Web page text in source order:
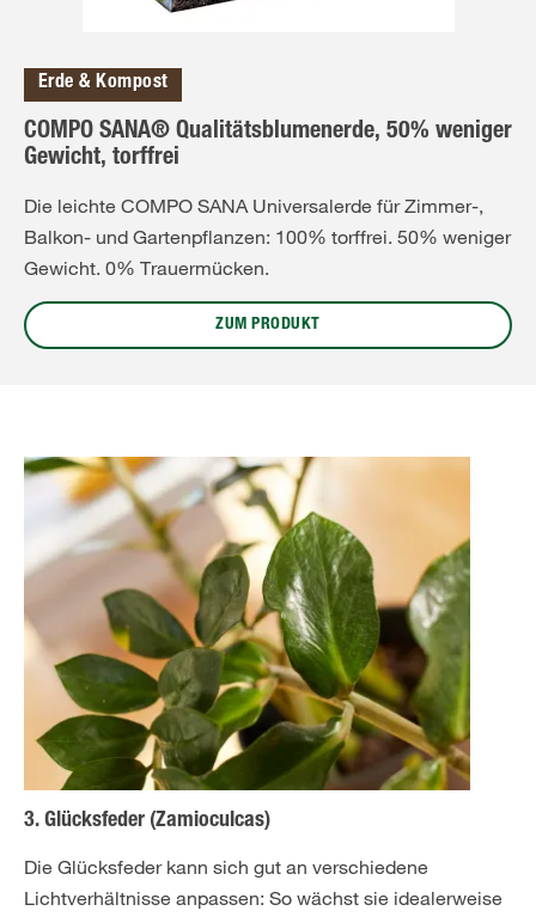
Erde & Kompost
COMPO SANA® Qualitätsblumenerde, 50% weniger
Gewicht, torffrei
Die leichte COMPO SANA Universalerde für Zimmer-,
Balkon- und Gartenpflanzen: 100% torffrei. 50% weniger
Gewicht. 0% Trauermücken.
ZUM PRODUKT
3. Glücksfeder (Zamioculcas)
Die Glücksfeder kann sich gut an verschiedene
Lichtverhältnisse anpassen: So wächst sie idealerweise